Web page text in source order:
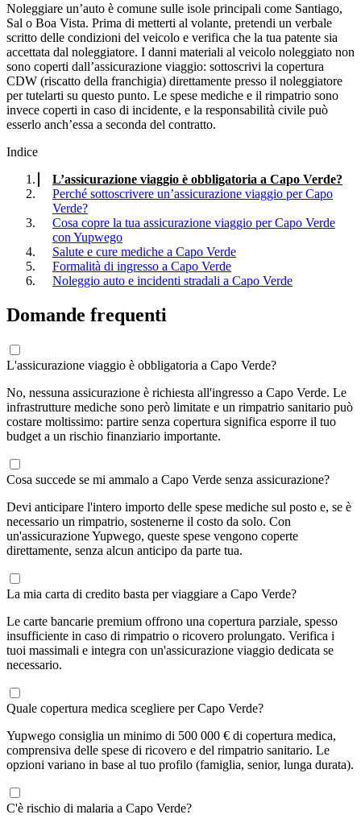
Noleggiare un’auto è comune sulle isole principali come Santiago,
Sal o Boa Vista. Prima di metterti al volante, pretendi un verbale
scritto delle condizioni del veicolo e verifica che la tua patente sia
accettata dal noleggiatore. I danni materiali al veicolo noleggiato non
sono coperti dall’assicurazione viaggio: sottoscrivi la copertura
CDW (riscatto della franchigia) direttamente presso il noleggiatore
per tutelarti su questo punto. Le spese mediche e il rimpatrio sono
invece coperti in caso di incidente, e la responsabilità civile può
esserlo anch’essa a seconda del contratto.
Indice
L’assicurazione viaggio è obbligatoria a Capo Verde?
Perché sottoscrivere un’assicurazione viaggio per Capo
Verde?
Cosa copre la tua assicurazione viaggio per Capo Verde
con Yupwego
Salute e cure mediche a Capo Verde
Formalità di ingresso a Capo Verde
Noleggio auto e incidenti stradali a Capo Verde
Domande frequenti
L'assicurazione viaggio è obbligatoria a Capo Verde?
No, nessuna assicurazione è richiesta all'ingresso a Capo Verde. Le
infrastrutture mediche sono però limitate e un rimpatrio sanitario può
costare moltissimo: partire senza copertura significa esporre il tuo
budget a un rischio finanziario importante.
Cosa succede se mi ammalo a Capo Verde senza assicurazione?
Devi anticipare l'intero importo delle spese mediche sul posto e, se è
necessario un rimpatrio, sostenerne il costo da solo. Con
un'assicurazione Yupwego, queste spese vengono coperte
direttamente, senza alcun anticipo da parte tua.
La mia carta di credito basta per viaggiare a Capo Verde?
Le carte bancarie premium offrono una copertura parziale, spesso
insufficiente in caso di rimpatrio o ricovero prolungato. Verifica i
tuoi massimali e integra con un'assicurazione viaggio dedicata se
necessario.
Quale copertura medica scegliere per Capo Verde?
Yupwego consiglia un minimo di 500 000 € di copertura medica,
comprensiva delle spese di ricovero e del rimpatrio sanitario. Le
opzioni variano in base al tuo profilo (famiglia, senior, lunga durata).
C'è rischio di malaria a Capo Verde?